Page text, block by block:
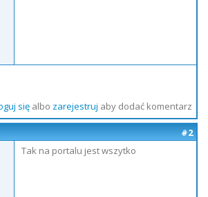
sięalbo zarejestruj aby dodać komentarz
#2
Tak na portalu jest wszytko